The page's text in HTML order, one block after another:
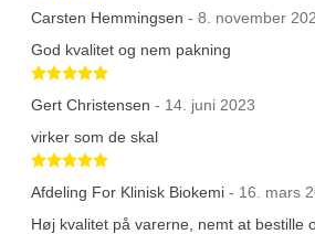
Carsten Hemmingsen - 8. november
God kvalitet og nem pakning
Betygsatt 5 av 5 stjärnor
Gert Christensen - 14. juni 2023
virker som de skal
Betygsatt 5 av 5 stjärnor
Afdeling For Klinisk Biokemi - 16. mars
Høj kvalitet på varerne, nemt at bestille